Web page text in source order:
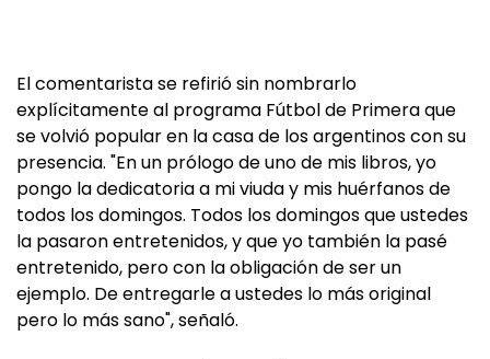
El comentarista se refirió sin nombrarlo
explícitamente al programa Fútbol de Primera que
se volvió popular en la casa de los argentinos con su
presencia. "En un prólogo de uno de mis libros, yo
pongo la dedicatoria a mi viuda y mis huérfanos de
todos los domingos. Todos los domingos que ustedes
la pasaron entretenidos, y que yo también la pasé
entretenido, pero con la obligación de ser un
ejemplo. De entregarle a ustedes lo más original
pero lo más sano", señaló.